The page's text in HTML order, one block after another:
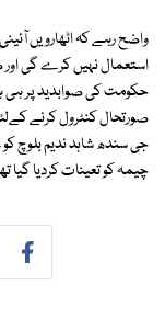
واضح رہے کہ اٹھارویں
استعمال نہیں کرے گی اور
حکومت کی صوابدید پر ہی
صورتحال کنٹرول کرنے
جی سندھ شاہد ندیم بلوچ
چیمہ کو تعینات کردیا گیا